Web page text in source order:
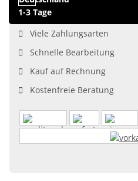
1-3 Tage
Viele Zahlungsarten
Schnelle Bearbeitung
Kauf auf Rechnung
Kostenfreie Beratung